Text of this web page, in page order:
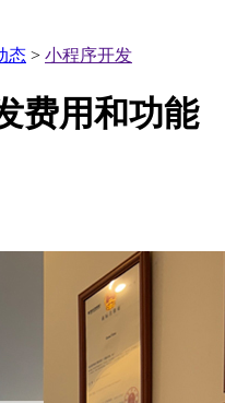
商
态 > 小程序开发
费用和功能